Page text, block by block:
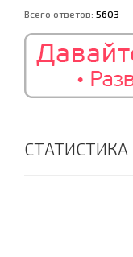
Всего ответов: 5603
СТАТИСТИКА